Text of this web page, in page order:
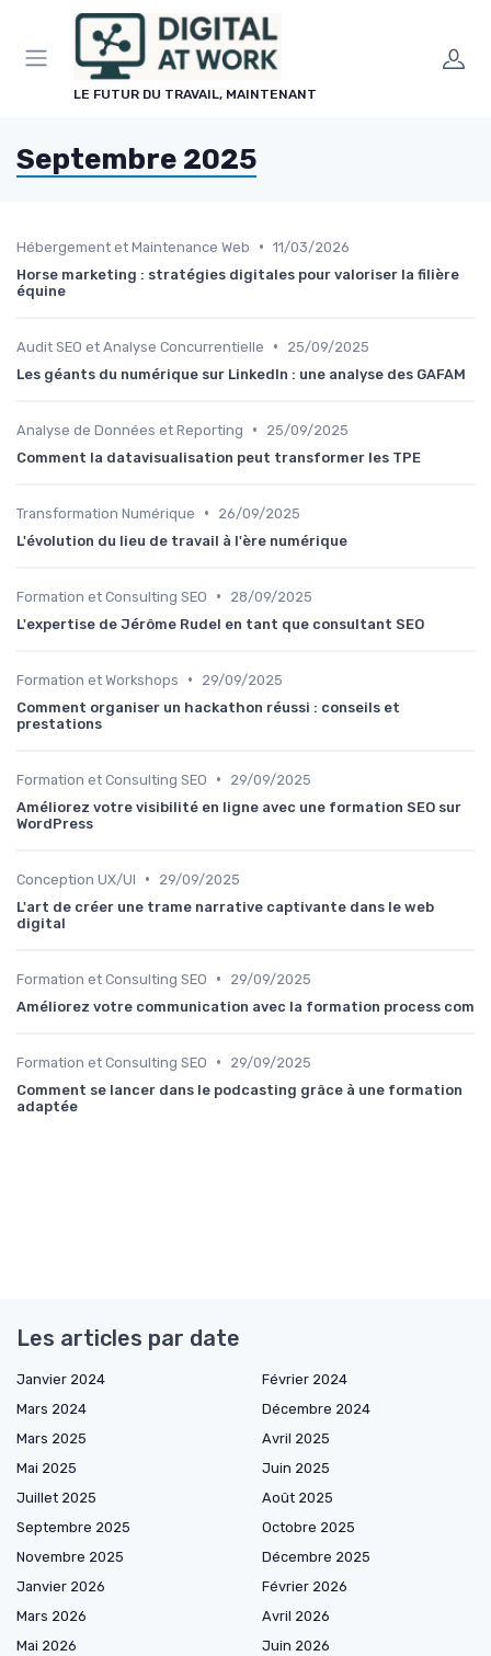
LE FUTUR DU TRAVAIL, MAINTENANT
Septembre 2025
Hébergement et Maintenance Web • 11/03/2026
Horse marketing : stratégies digitales pour valoriser la filière
équine
Audit SEO et Analyse Concurrentielle •
25/09/2025
Les géants du numérique sur LinkedIn : une analyse des GAFAM
Analyse de Données et Reporting •
25/09/2025
Comment la datavisualisation peut transformer les TPE
Transformation Numérique •
26/09/2025
L'évolution du lieu de travail à l'ère numérique
Formation et Consulting SEO •
28/09/2025
L'expertise de Jérôme Rudel en tant que consultant SEO
Formation et Workshops •
29/09/2025
Comment organiser un hackathon réussi : conseils et
prestations
Formation et Consulting SEO •
29/09/2025
Améliorez votre visibilité en ligne avec une formation SEO sur
WordPress
Conception UX/UI •
29/09/2025
L'art de créer une trame narrative captivante dans le web
digital
Formation et Consulting SEO •
29/09/2025
Améliorez votre communication avec la formation process com
Formation et Consulting SEO •
29/09/2025
Comment se lancer dans le podcasting grâce à une formation
adaptée
Les articles par date
Janvier 2024
Février 2024
Mars 2024
Décembre 2024
Mars 2025
Avril 2025
Mai 2025
Juin 2025
Juillet 2025
Août 2025
Septembre 2025
Octobre 2025
Novembre 2025
Décembre 2025
Janvier 2026
Février 2026
Mars 2026
Avril 2026
Mai 2026
Juin 2026
Panneau de gestion des cookies